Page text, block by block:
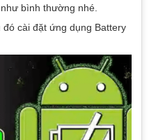
bình thường nhé.
cài đặt ứng dụng Battery